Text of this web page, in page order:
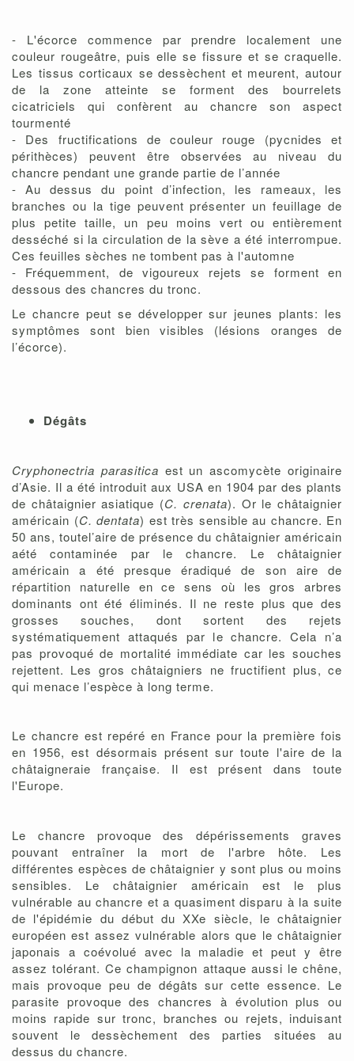
- L'écorce commence par prendre localement une
couleur rougeâtre, puis elle se fissure et se craquelle.
Les tissus corticaux se dessèchent et meurent, autour
de la zone atteinte se forment des bourrelets
cicatriciels qui confèrent au chancre son aspect
tourmenté
- Des fructifications de couleur rouge (pycnides et
périthèces) peuvent être observées au niveau du
chancre pendant une grande partie de l’année
- Au dessus du point d’infection, les rameaux, les
branches ou la tige peuvent présenter un feuillage de
plus petite taille, un peu moins vert ou entièrement
desséché si la circulation de la sève a été interrompue.
Ces feuilles sèches ne tombent pas à l'automne
- Fréquemment, de vigoureux rejets se forment en
dessous des chancres du tronc.
Le chancre peut se développer sur jeunes plants: les
symptômes sont bien visibles (lésions oranges de
l’écorce).
Dégâts
Cryphonectria parasitica est un ascomycète originaire
d’Asie. Il a été introduit aux USA en 1904 par des plants
de châtaignier asiatique (C. crenata). Or le châtaignier
américain (C. dentata) est très sensible au chancre. En
50 ans, toutel’aire de présence du châtaignier américain
aété contaminée par le chancre. Le châtaignier
américain a été presque éradiqué de son aire de
répartition naturelle en ce sens où les gros arbres
dominants ont été éliminés. Il ne reste plus que des
grosses souches, dont sortent des rejets
systématiquement attaqués par le chancre. Cela n’a
pas provoqué de mortalité immédiate car les souches
rejettent. Les gros châtaigniers ne fructifient plus, ce
qui menace l’espèce à long terme.
Le chancre est repéré en France pour la première fois
en 1956, est désormais présent sur toute l'aire de la
châtaigneraie française. Il est présent dans toute
l'Europe.
Le chancre provoque des dépérissements graves
pouvant entraîner la mort de l'arbre hôte. Les
différentes espèces de châtaignier y sont plus ou moins
sensibles. Le châtaignier américain est le plus
vulnérable au chancre et a quasiment disparu à la suite
de l'épidémie du début du XXe siècle, le châtaignier
européen est assez vulnérable alors que le châtaignier
japonais a coévolué avec la maladie et peut y être
assez tolérant. Ce champignon attaque aussi le chêne,
mais provoque peu de dégâts sur cette essence. Le
parasite provoque des chancres à évolution plus ou
moins rapide sur tronc, branches ou rejets, induisant
souvent le dessèchement des parties situées au
dessus du chancre.